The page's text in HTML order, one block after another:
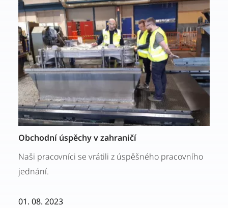
Obchodní úspěchy v zahraničí
Naši pracovníci se vrátili z úspěšného pracovního
jednání.
01. 08. 2023